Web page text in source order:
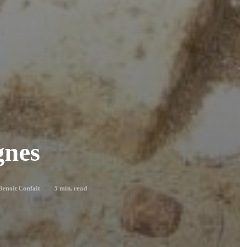
Confait 5 min. read